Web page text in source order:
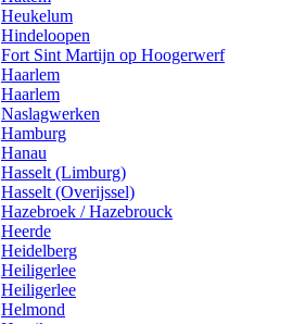
Heukelum
Hindeloopen
Fort Sint Martijn op Hoogerwerf
Haarlem
Haarlem
Naslagwerken
Hamburg
Hanau
Hasselt (Limburg)
Hasselt (Overijssel)
Hazebroek / Hazebrouck
Heerde
Heidelberg
Heiligerlee
Heiligerlee
Helmond